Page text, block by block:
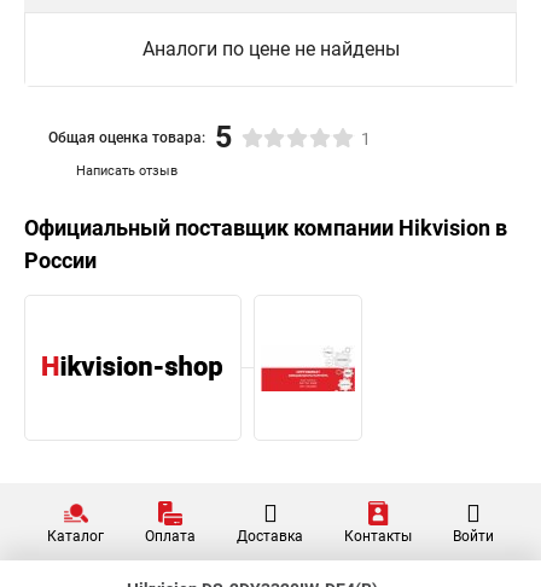
Аналоги по цене не найдены
Написать отзыв
Общая оценка товара: 5 1
Официальный поставщик компании Hikvision в
России
Каталог Оплата Доставка Контакты Войти